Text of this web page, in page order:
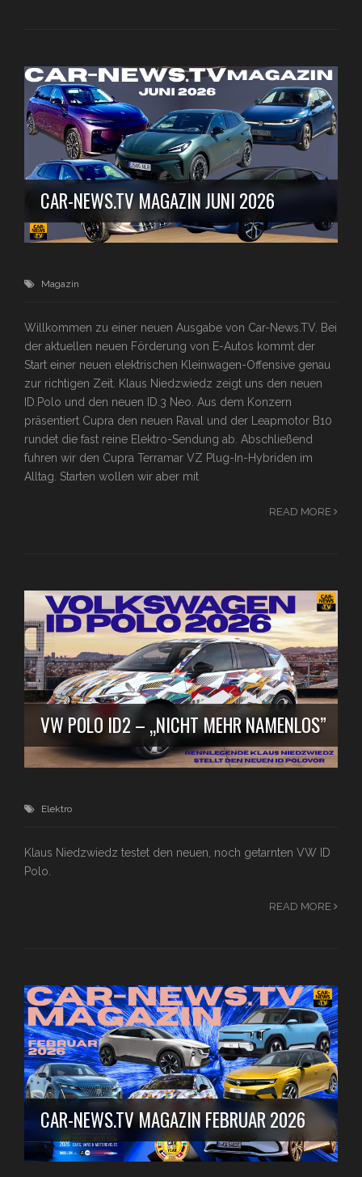
CAR-NEWS.TV MAGAZIN JUNI 2026
Magazin
Willkommen zu einer neuen Ausgabe von Car-News.TV. Bei
der aktuellen neuen Förderung von E-Autos kommt der
Start einer neuen elektrischen Kleinwagen-Offensive genau
zur richtigen Zeit. Klaus Niedzwiedz zeigt uns den neuen
ID.Polo und den neuen ID.3 Neo. Aus dem Konzern
präsentiert Cupra den neuen Raval und der Leapmotor B10
rundet die fast reine Elektro-Sendung ab. Abschließend
fuhren wir den Cupra Terramar VZ Plug-In-Hybriden im
Alltag. Starten wollen wir aber mit
READ MORE
VW POLO ID2 – „NICHT MEHR NAMENLOS”
Elektro
Klaus Niedzwiedz testet den neuen, noch getarnten VW ID
Polo.
READ MORE
CAR-NEWS.TV MAGAZIN FEBRUAR 2026